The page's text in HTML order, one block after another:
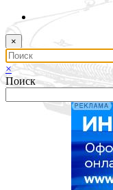
×
×
Поиск